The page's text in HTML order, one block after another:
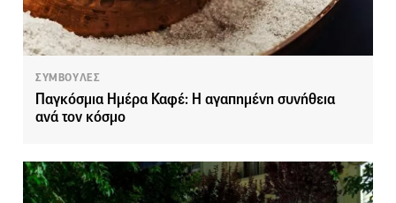
ΣΥΜΒΟΥΛΕΣ
Παγκόσμια Ημέρα Καφέ: Η αγαπημένη συνήθεια
ανά τον κόσμο